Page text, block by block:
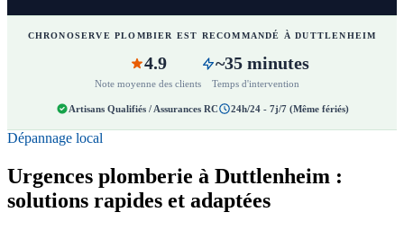
CHRONOSERVE PLOMBIER EST RECOMMANDÉ À DUTTLENHEIM
4.9
Note moyenne des clients
~35 minutes
Temps d'intervention
Artisans Qualifiés / Assurances RC 24h/24 - 7j/7 (Même fériés)
Dépannage local
Urgences plomberie à Duttlenheim :
solutions rapides et adaptées